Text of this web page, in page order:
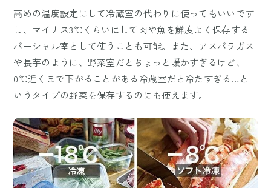
高めの温度設定にして冷蔵室の代わりに使ってもいいです
し、マイナス3℃くらいにして肉や魚を鮮度よく保存する
パーシャル室として使うことも可能。また、アスパラガス
や長芋のように、野菜室だとちょっと暖かすぎるけど、
0℃近くまで下がることがある冷蔵室だと冷たすぎる…と
いうタイプの野菜を保存するのにも使えます。